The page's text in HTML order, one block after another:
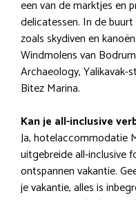
een van de marktjes en
delicatessen. In de
zoals skydiven en
Windmolens van
Archaeology, Yalikavak-
Bitez Marina.
Kan je all-inclusive
Ja, hotelaccommodatie
uitgebreide all-inclusive
ontspannen vakantie.
je vakantie, alles is